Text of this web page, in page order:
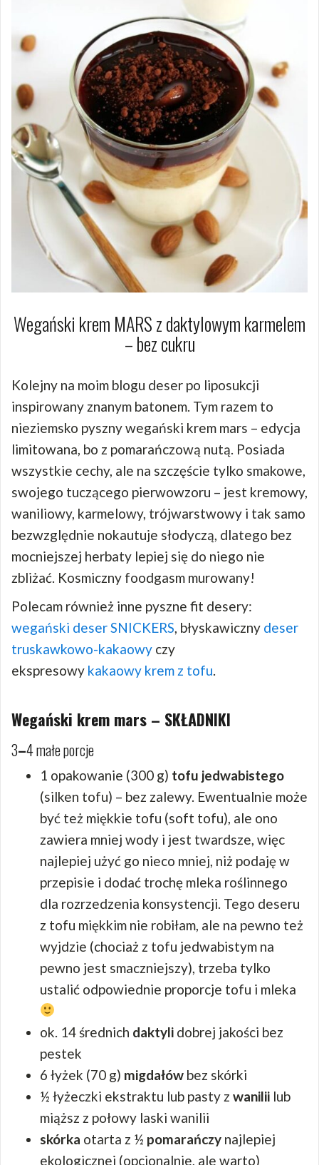
Wegański krem MARS z daktylowym karmelem
– bez cukru
Kolejny na moim blogu deser po liposukcji
inspirowany znanym batonem. Tym razem to
nieziemsko pyszny wegański krem mars – edycja
limitowana, bo z pomarańczową nutą. Posiada
wszystkie cechy, ale na szczęście tylko smakowe,
swojego tuczącego pierwowzoru – jest kremowy,
waniliowy, karmelowy, trójwarstwowy i tak samo
bezwzględnie nokautuje słodyczą, dlatego bez
mocniejszej herbaty lepiej się do niego nie
zbliżać. Kosmiczny foodgasm murowany!
Polecam również inne pyszne fit desery:
wegański deserSNICKERS , błyskawiczny deser
truskawkowo-kakaowy czy
ekspresowy kakaowy krem z tofu
Wegański krem mars – SKŁADNIKI
3–4 małe porcje
1 opakowanie (300 g) tofu jedwabistego
(silken tofu) – bez zalewy. Ewentualnie może
być też miękkie tofu (soft tofu), ale ono
zawiera mniej wody i jest twardsze, więc
najlepiej użyć go nieco mniej, niż podaję w
przepisie i dodać trochę mleka roślinnego
dla rozrzedzenia konsystencji. Tego deseru
z tofu miękkim nie robiłam, ale na pewno też
wyjdzie (chociaż z tofu jedwabistym na
pewno jest smaczniejszy), trzeba tylko
ustalić odpowiednie proporcje tofu i mleka
ok. 14 średnich daktyli dobrej jakości bez
pestek
6 łyżek (70 g) migdałów bez skórki
½ łyżeczki ekstraktu lub pasty z wanilii lub
miąższ z połowy laski wanilii
skórka otarta z ½ pomarańczy najlepiej
ekologicznej (opcjonalnie, ale warto)